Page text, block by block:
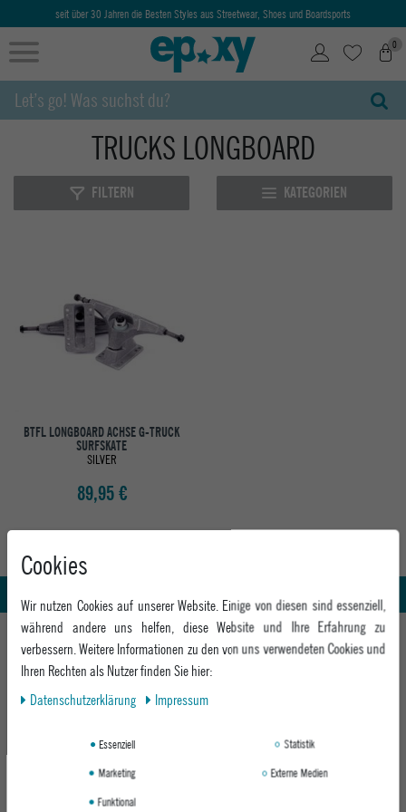
seit über 30 Jahren die Besten Styles aus Streetwear, Shoes und Boardsports
0
TRUCKS LONGBOARD
FILTERN KATEGORIEN
BTFL LONGBOARD ACHSE G-TRUCK
SURFSKATE
SILVER
89,95 €
Whatsapp Support
HILFE UND BERATUNG
Beratung
Zahlung & Versand
INFO & KONTAKT
+49 991 3831077
Montag - Freitag: 8:00 - 18:00
We Care - Wiederverwendete Verpackungen
Cookies
Wir nutzen Cookies auf unserer Website. Einige von diesen sind essenziell,
während andere uns helfen, diese Website und Ihre Erfahrung zu
verbessern. Weitere Informationen zu den von uns verwendeten Cookies und
Ihren Rechten als Nutzer finden Sie hier:
Daten­schutz­erklärung
Impressum
Essenziell
Statistik
Marketing
Externe Medien
Funktional